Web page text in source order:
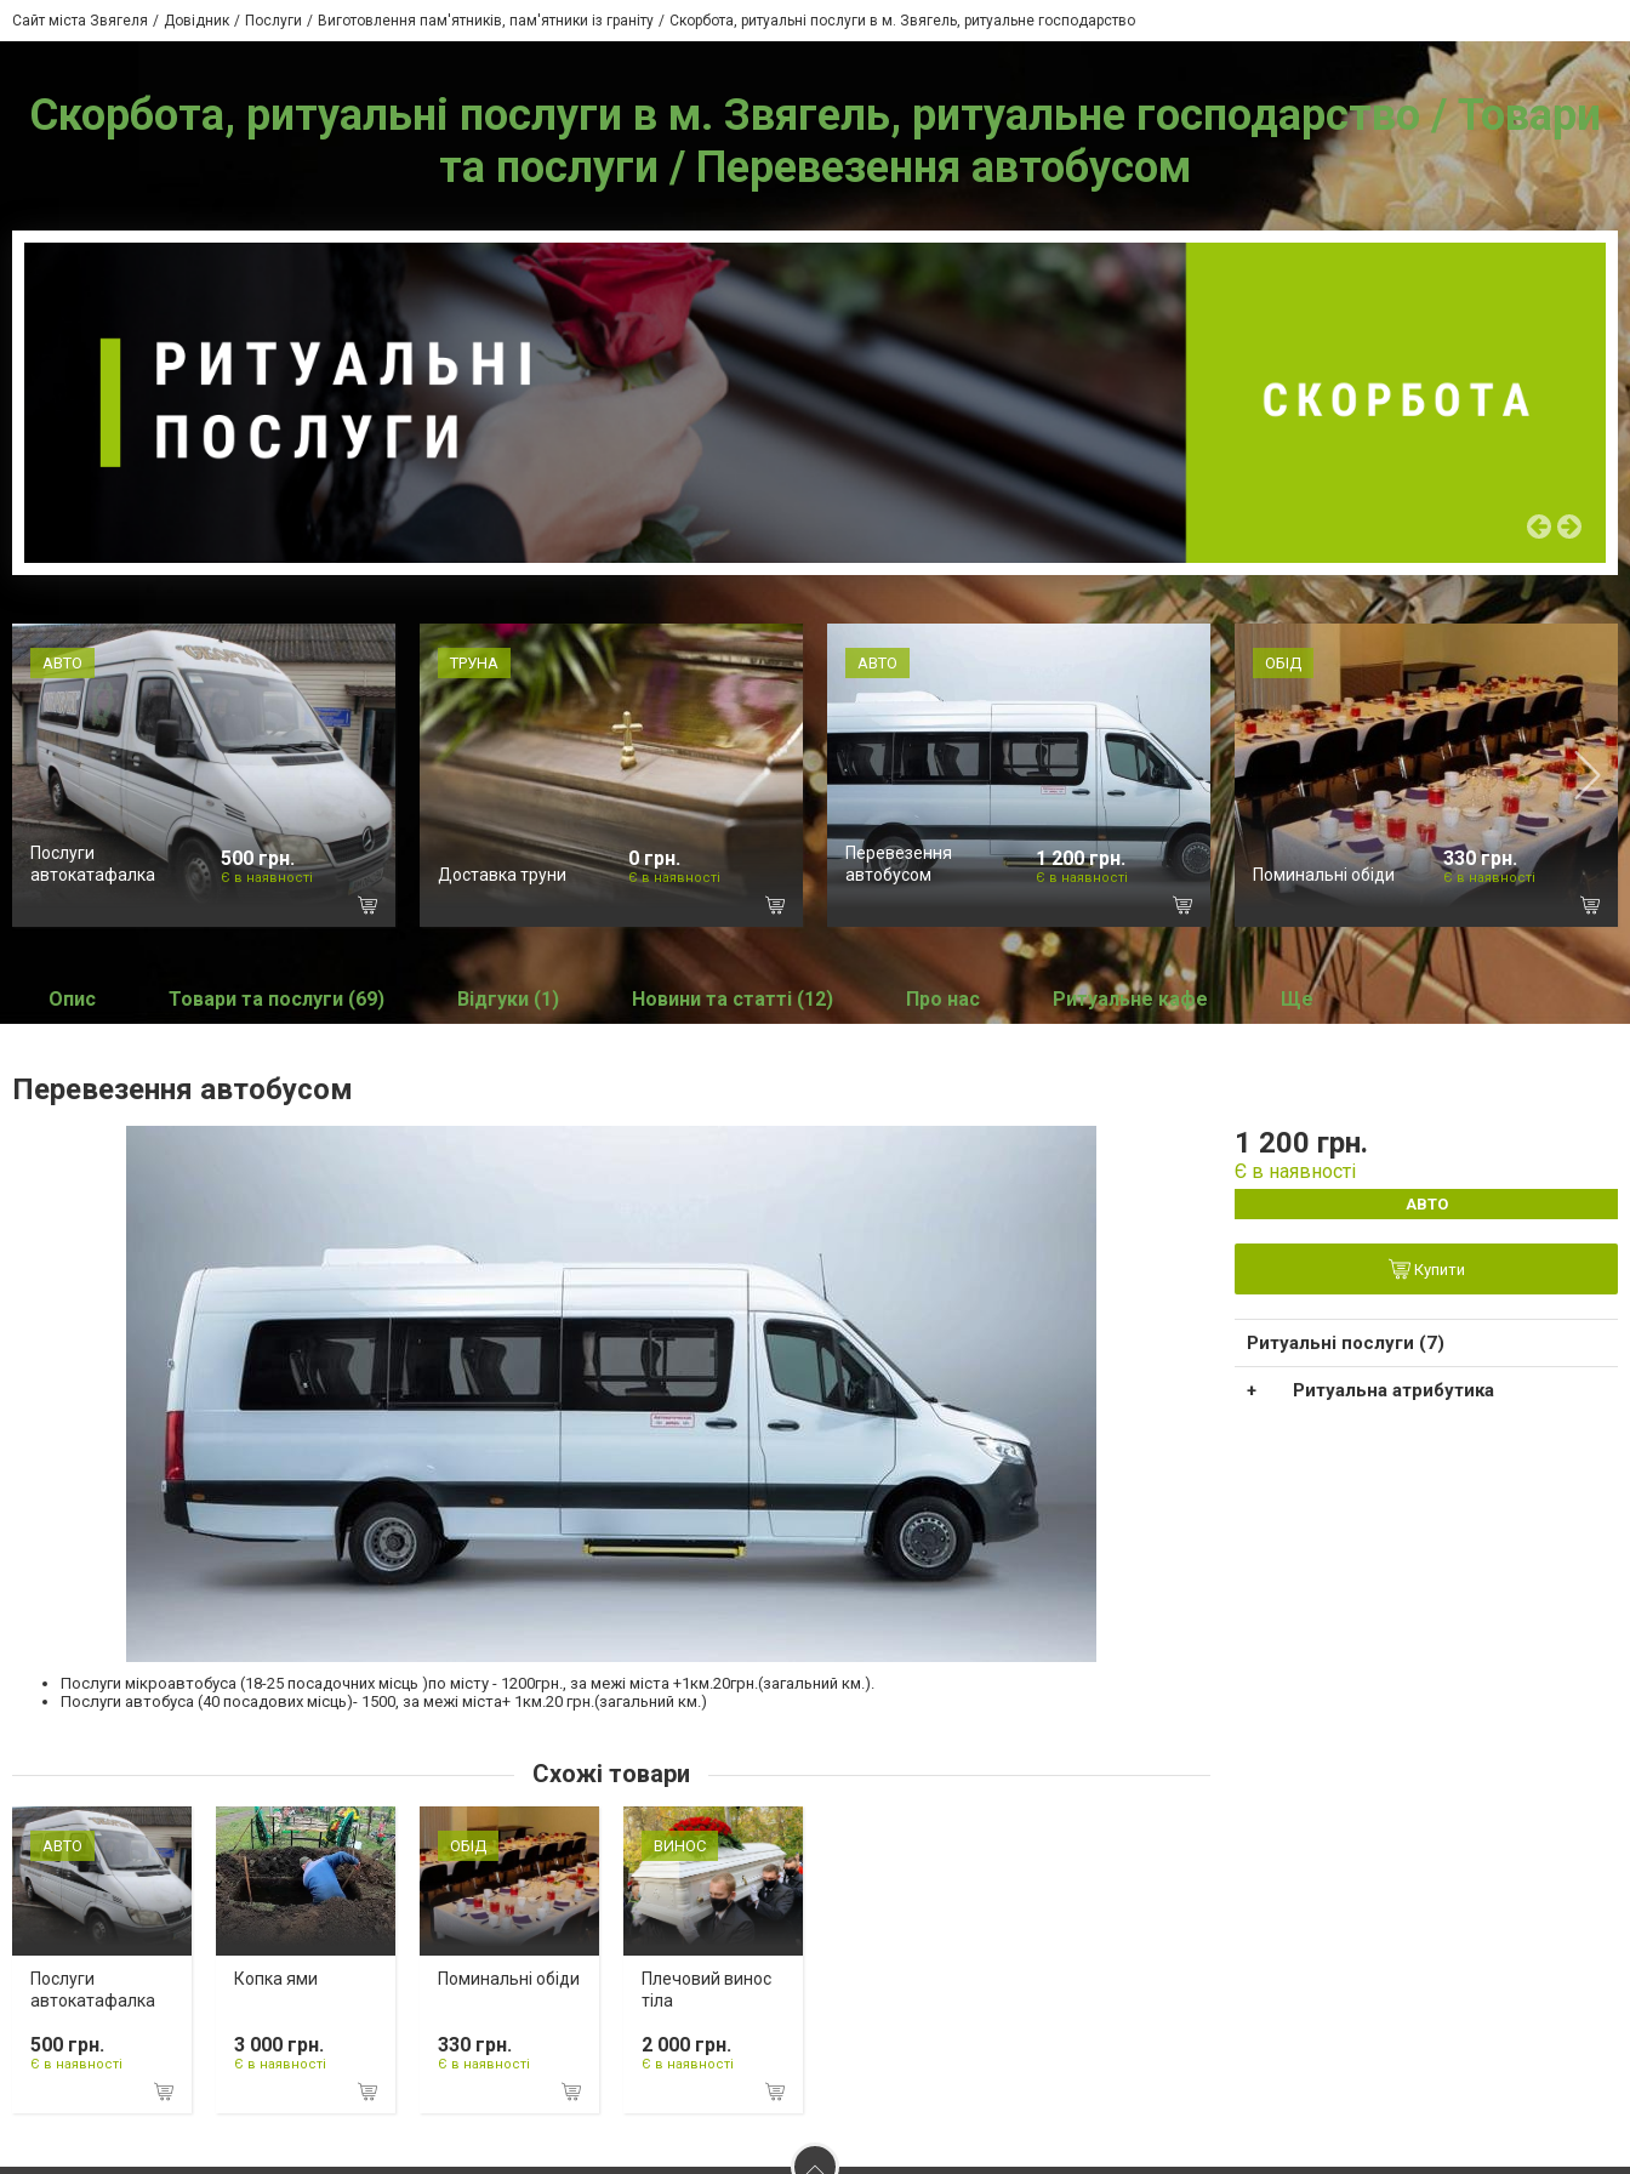
Сайт міста Звягеля Довідник Послуги Виготовлення пам'ятників, пам'ятники із граніту Скорбота, ритуальні послуги в м. Звягель, ритуальне господарство
Скорбота, ритуальні послуги в м. Звягель, ритуальне господарство / Товари
та послуги / Перевезення автобусом
АВТО
Послуги
автокатафалка
500 грн.
Є в наявності
ТРУНА
Доставка труни
0 грн.
Є в наявності
АВТО
Перевезення
автобусом
1 200 грн.
Є в наявності
ОБІД
Поминальні обіди
330 грн.
Є в наявності
Опис Товари та послуги (69) Відгуки (1) Новини та статті (12) Про нас Ритуальне кафе Ще
Перевезення автобусом
Послуги мікроавтобуса (18-25 посадочних місць )по місту - 1200грн., за межі міста +1км.20грн.(загальний км.).
Послуги автобуса (40 посадових місць)- 1500, за межі міста+ 1км.20 грн.(загальний км.)
1 200 грн.
Є в наявності
АВТО
Купити
Ритуальні послуги (7)
Ритуальна атрибутика
Схожі товари
АВТО
Послуги
автокатафалка
500 грн.
Є в наявності
Копка ями
3 000 грн.
Є в наявності
ОБІД
Поминальні обіди
330 грн.
Є в наявності
ВИНОС
Плечовий винос
тіла
2 000 грн.
Є в наявності